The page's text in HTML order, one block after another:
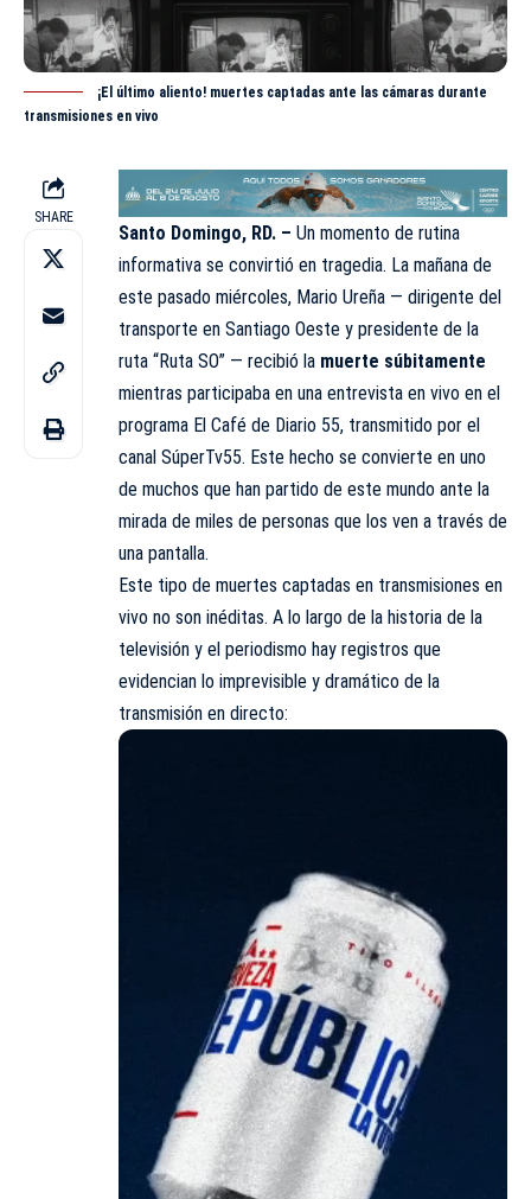
¡El último aliento! muertes captadas ante las cámaras durante
transmisiones en vivo
SHARE
Santo Domingo, RD. – Un momento de rutina
informativa se convirtió en tragedia. La mañana de
este pasado miércoles, Mario Ureña — dirigente del
transporte en Santiago Oeste y presidente de la
ruta “Ruta SO” — recibió la muerte súbitamente
mientras participaba en una entrevista en vivo en el
programa El Café de Diario 55, transmitido por el
canal SúperTv55. Este hecho se convierte en uno
de muchos que han partido de este mundo ante la
mirada de miles de personas que los ven a través de
una pantalla.
Este tipo de muertes captadas en transmisiones en
vivo no son inéditas. A lo largo de la historia de la
televisión y el periodismo hay registros que
evidencian lo imprevisible y dramático de la
transmisión en directo: